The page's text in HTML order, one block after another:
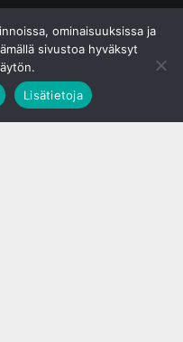
ominaisuuksissa ja
sivustoa hyväksyt
Lisätietoja